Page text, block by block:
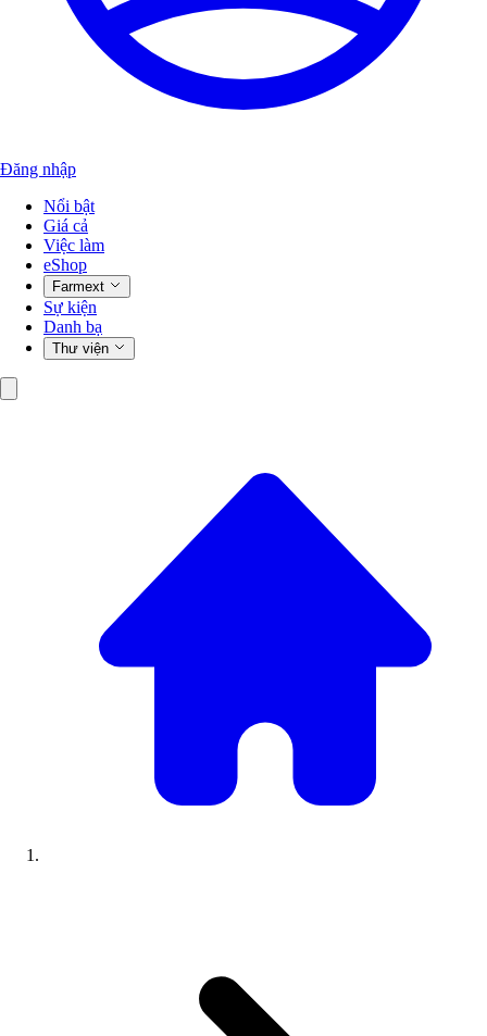
Đăng nhập
Nổi bật
Giá cả
Việc làm
eShop
Farmext
Sự kiện
Danh bạ
Thư viện